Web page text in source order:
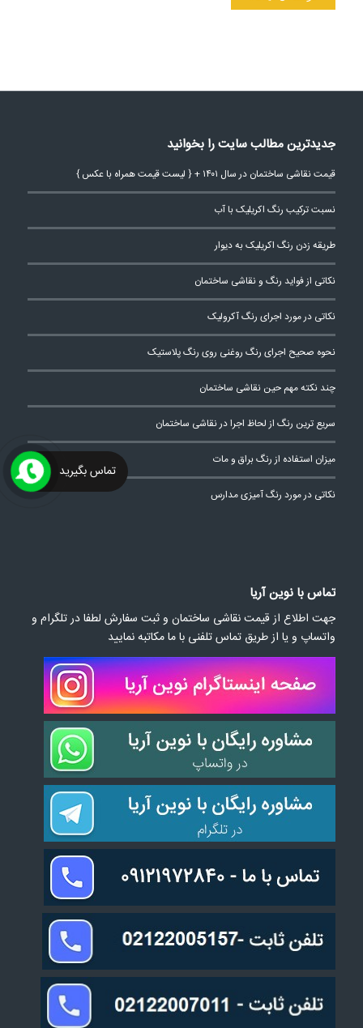
جدیدترین مطالب سایت را بخوانید
قیمت نقاشی ساختمان در سال ۱۴۰۱ + { لیست قیمت همراه با عکس }
نسبت ترکیب رنگ اکریلیک با آب
طریقه زدن رنگ اکریلیک به دیوار
نکاتی از فواید رنگ و نقاشی ساختمان
نکاتی در مورد اجرای رنگ آکرولیک
نحوه صحیح اجرای رنگ روغنی روی رنگ پلاستیک
چند نکته مهم حین نقاشی ساختمان
سریع ترین رنگ از لحاظ اجرا در نقاشی ساختمان
میزان استفاده از رنگ براق و مات
نکاتی در مورد رنگ آمیزی مدارس
تماس با نوین آریا
جهت اطلاع از قیمت نقاشی ساختمان و ثبت سفارش لطفا در تلگرام و
واتساپ و یا از طریق تماس تلفنی با ما مکاتبه نمایید
تماس بگیرید